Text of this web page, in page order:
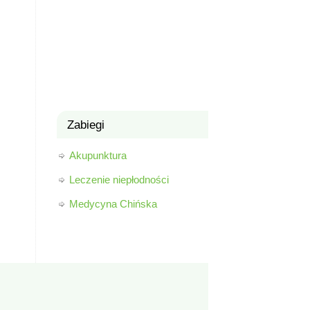
Zabiegi
Akupunktura
Leczenie niepłodności
Medycyna Chińska